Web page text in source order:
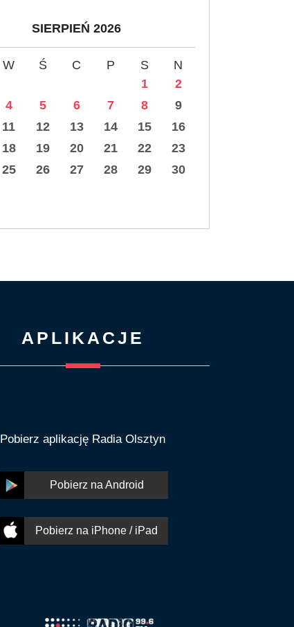
SIERPIEŃ 2026
W Ś C P S
N
1
2
4 5 6 7 8
9
11 12 13 14 15
16
18 19 20 21 22
23
25 26 27 28 29
30
APLIKACJE
Pobierz aplikację Radia Olsztyn
Pobierz na Android
Pobierz na iPhone / iPad